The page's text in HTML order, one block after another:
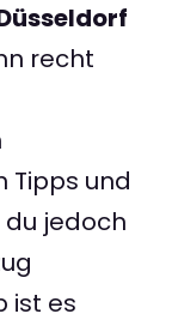
recht
Tipps und
jedoch
ist es